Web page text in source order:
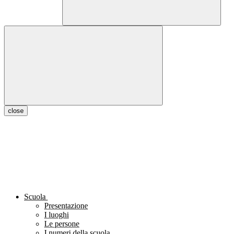
close
Scuola
Presentazione
I luoghi
Le persone